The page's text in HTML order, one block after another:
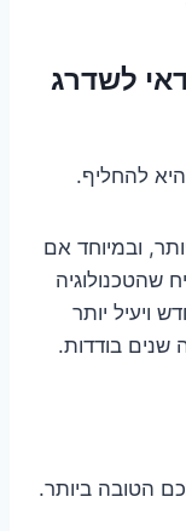
לשדרג
להחליף.
10-15 שנה או יותר, ובמיוחד אם
שהטכנולוגיה
ויעיל יותר
בודדות.
הטובה ביותר.